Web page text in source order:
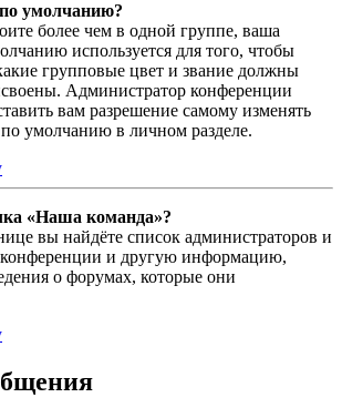
умолчанию?
более чем в одной группе, ваша
используется для того, чтобы
групповые цвет и звание должны
Администратор конференции
вам разрешение самому изменять
умолчанию в личном разделе.
«Наша команда»?
вы найдёте список администраторов и
конференции и другую информацию,
о форумах, которые они